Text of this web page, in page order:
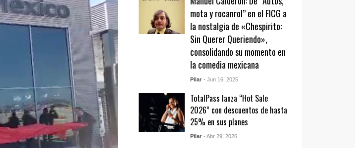
mota y rocanrol” en el FICG a
la nostalgia de «Chespirito:
Sin Querer Queriendo»,
consolidando su momento en
la comedia mexicana
Pilar - Jun 16, 2025
TotalPass lanza “Hot Sale
2026” con descuentos de hasta
25% en sus planes
Pilar - Abr 29, 2026